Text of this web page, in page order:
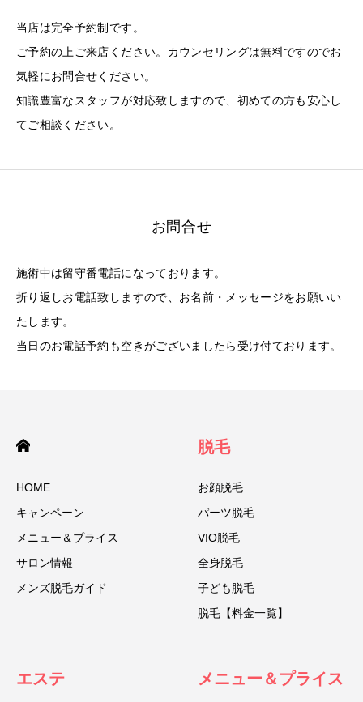
当店は完全予約制です。
ご予約の上ご来店ください。カウンセリングは無料ですのでお
気軽にお問合せください。
知識豊富なスタッフが対応致しますので、初めての方も安心し
てご相談ください。
お問合せ
施術中は留守番電話になっております。
折り返しお電話致しますので、お名前・メッセージをお願いい
たします。
当日のお電話予約も空きがございましたら受け付ております。
HOME
キャンペーン
メニュー＆プライス
サロン情報
メンズ脱毛ガイド
脱毛
お顔脱毛
パーツ脱毛
VIO脱毛
全身脱毛
子ども脱毛
脱毛【料金一覧】
エステ メニュー＆プライス